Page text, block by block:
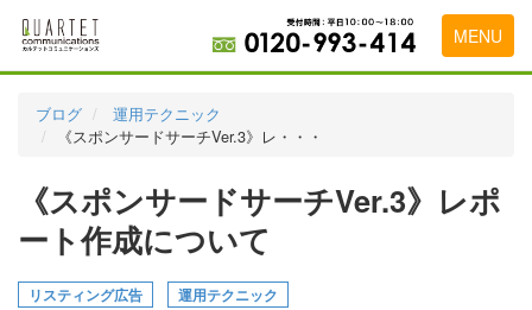
MENU
料金表
実績・お客様の声
初めて導入をお考えの方
代理店の乗り換えをお考えの方
ブログ
運用テクニック
《スポンサードサーチVer.3》レ・・・
《スポンサードサーチVer.3》レポ
ート作成について
リスティング広告 運用テクニック